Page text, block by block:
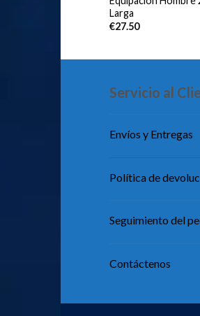
Larga
€27.50
Servicio al
Envíos y Entregas
Política de
Seguimiento del
Contáctenos